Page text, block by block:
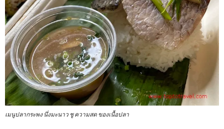
เมนูปลากระพง นึ่งมะนาว ชู ความสด ของเนื้อปลา